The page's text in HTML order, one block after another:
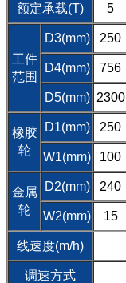
额定承载(T)
5
工件
范围
D3(mm) 250
D4(mm) 756
D5(mm) 2300
橡胶
轮
D1(mm) 250
W1(mm) 100
金属
轮
D2(mm) 240
W2(mm) 15
线速度(m/h)
调速方式